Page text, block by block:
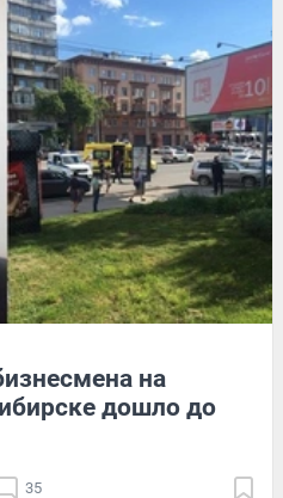
на
дошло до
35